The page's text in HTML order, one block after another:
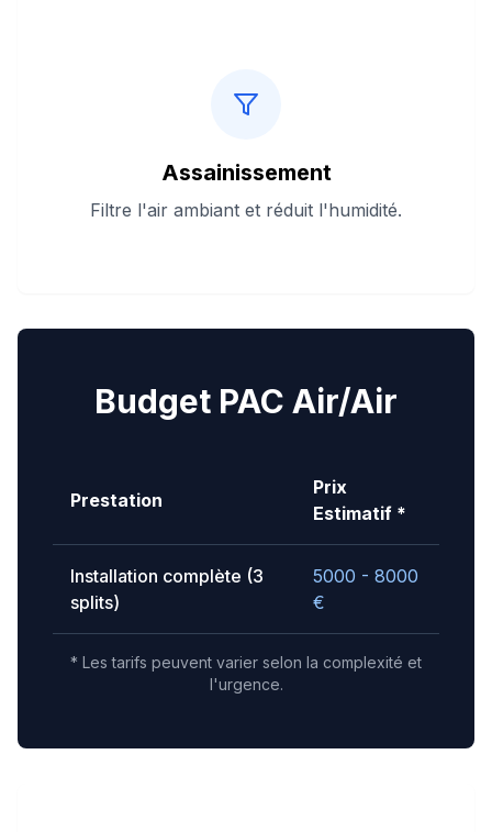
Assainissement
Filtre l'air ambiant et réduit l'humidité.
Budget PAC Air/Air
Prestation
Prix
Estimatif *
Installation complète (3
splits)
5000 - 8000
€
* Les tarifs peuvent varier selon la complexité et
l'urgence.